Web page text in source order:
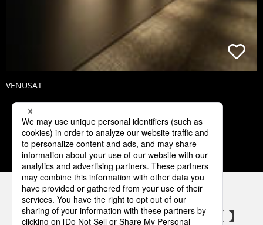
VENUSAT
1 2 3 4 5
パナソニックの電気設備 SNSアカウント